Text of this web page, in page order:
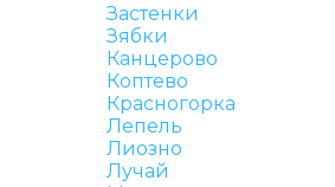
Застенки
Зябки
Канцерово
Коптево
Красногорка
Лепель
Лиозно
Лучай